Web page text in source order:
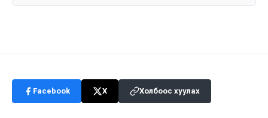
Facebook X Холбоос хуулах